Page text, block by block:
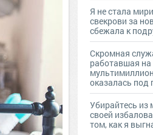
Я не стала
свекрови за
сбежала к
Скромная
работавшая
оказалась
Убирайтесь из
своей
том, как я